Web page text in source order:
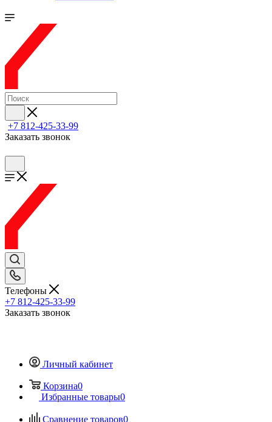
+7 812-425-33-99
Заказать звонок
Телефоны
+7 812-425-33-99
Заказать звонок
Личный кабинет
Корзина0
Избранные товары0
Сравнение товаров0